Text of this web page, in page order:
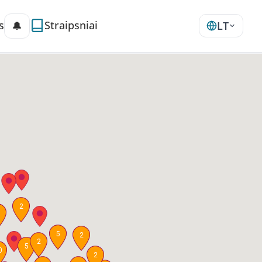
🔔 Straipsniai LT
5
5
2
2
2
2